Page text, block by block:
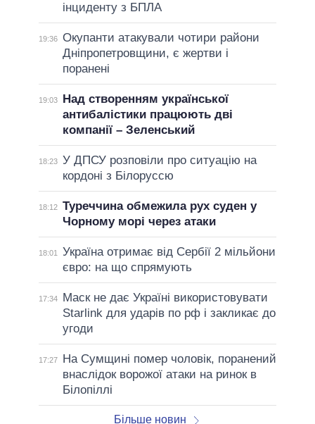
інциденту з БПЛА
19:36 Окупанти атакували чотири райони
Дніпропетровщини, є жертви і
поранені
19:03
Над створенням української
антибалістики працюють дві
компанії – Зеленський
18:23 У ДПСУ розповіли про ситуацію на
кордоні з Білоруссю
18:12 Туреччина обмежила рух суден у
Чорному морі через атаки
18:01
Україна отримає від Сербії 2 мільйони
євро: на що спрямують
17:34
Маск не дає Україні використовувати
Starlink для ударів по рф і закликає до
угоди
17:27
На Сумщині помер чоловік, поранений
внаслідок ворожої атаки на ринок в
Білопіллі
Більше новин